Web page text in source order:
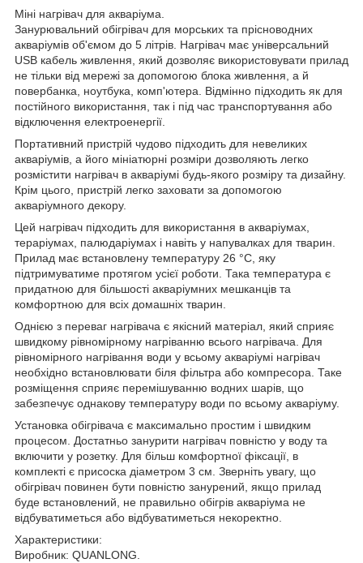
Міні нагрівач для акваріума.
Занурювальний обігрівач для морських та прісноводних
акваріумів об'ємом до 5 літрів. Нагрівач має універсальний
USB кабель живлення, який дозволяє використовувати прилад
не тільки від мережі за допомогою блока живлення, а й
повербанка, ноутбука, комп'ютера. Відмінно підходить як для
постійного використання, так і під час транспортування або
відключення електроенергії.
Портативний пристрій чудово підходить для невеликих
акваріумів, а його мініатюрні розміри дозволяють легко
розмістити нагрівач в акваріумі будь-якого розміру та дизайну.
Крім цього, пристрій легко заховати за допомогою
акваріумного декору.
Цей нагрівач підходить для використання в акваріумах,
тераріумах, палюдаріумах і навіть у напувалках для тварин.
Прилад має встановлену температуру 26 °C, яку
підтримуватиме протягом усієї роботи. Така температура є
придатною для більшості акваріумних мешканців та
комфортною для всіх домашніх тварин.
Однією з переваг нагрівача є якісний матеріал, який сприяє
швидкому рівномірному нагріванню всього нагрівача. Для
рівномірного нагрівання води у всьому акваріумі нагрівач
необхідно встановлювати біля фільтра або компресора. Таке
розміщення сприяє перемішуванню водних шарів, що
забезпечує однакову температуру води по всьому акваріуму.
Установка обігрівача є максимально простим і швидким
процесом. Достатньо занурити нагрівач повністю у воду та
включити у розетку. Для більш комфортної фіксації, в
комплекті є присоска діаметром 3 см. Зверніть увагу, що
обігрівач повинен бути повністю занурений, якщо прилад
буде встановлений, не правильно обігрів акваріума не
відбуватиметься або відбуватиметься некоректно.
Характеристики:
Виробник: QUANLONG.